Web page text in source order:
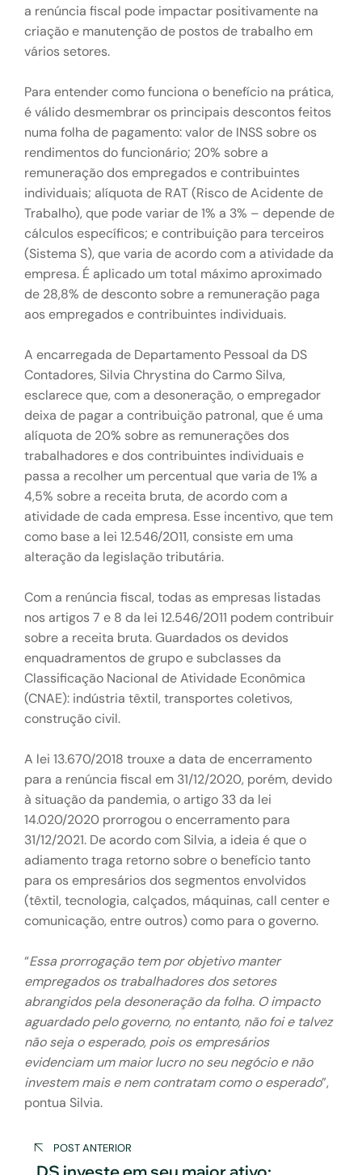
a renúncia fiscal pode impactar positivamente na
criação e manutenção de postos de trabalho em
vários setores.
Para entender como funciona o benefício na prática,
é válido desmembrar os principais descontos feitos
numa folha de pagamento: valor de INSS sobre os
rendimentos do funcionário; 20% sobre a
remuneração dos empregados e contribuintes
individuais; alíquota de RAT (Risco de Acidente de
Trabalho), que pode variar de 1% a 3% – depende de
cálculos específicos; e contribuição para terceiros
(Sistema S), que varia de acordo com a atividade da
empresa. É aplicado um total máximo aproximado
de 28,8% de desconto sobre a remuneração paga
aos empregados e contribuintes individuais.
A encarregada de Departamento Pessoal da DS
Contadores, Silvia Chrystina do Carmo Silva,
esclarece que, com a desoneração, o empregador
deixa de pagar a contribuição patronal, que é uma
alíquota de 20% sobre as remunerações dos
trabalhadores e dos contribuintes individuais e
passa a recolher um percentual que varia de 1% a
4,5% sobre a receita bruta, de acordo com a
atividade de cada empresa. Esse incentivo, que tem
como base a lei 12.546/2011, consiste em uma
alteração da legislação tributária.
Com a renúncia fiscal, todas as empresas listadas
nos artigos 7 e 8 da lei 12.546/2011 podem contribuir
sobre a receita bruta. Guardados os devidos
enquadramentos de grupo e subclasses da
Classificação Nacional de Atividade Econômica
(CNAE): indústria têxtil, transportes coletivos,
construção civil.
A lei 13.670/2018 trouxe a data de encerramento
para a renúncia fiscal em 31/12/2020, porém, devido
à situação da pandemia, o artigo 33 da lei
14.020/2020 prorrogou o encerramento para
31/12/2021. De acordo com Silvia, a ideia é que o
adiamento traga retorno sobre o benefício tanto
para os empresários dos segmentos envolvidos
(têxtil, tecnologia, calçados, máquinas, call center e
comunicação, entre outros) como para o governo.
“Essa prorrogação tem por objetivo manter
empregados os trabalhadores dos setores
abrangidos pela desoneração da folha. O impacto
aguardado pelo governo, no entanto, não foi e talvez
não seja o esperado, pois os empresários
evidenciam um maior lucro no seu negócio e não
investem mais e nem contratam como o esperado”,
pontua Silvia.
Navegação
POST ANTERIOR